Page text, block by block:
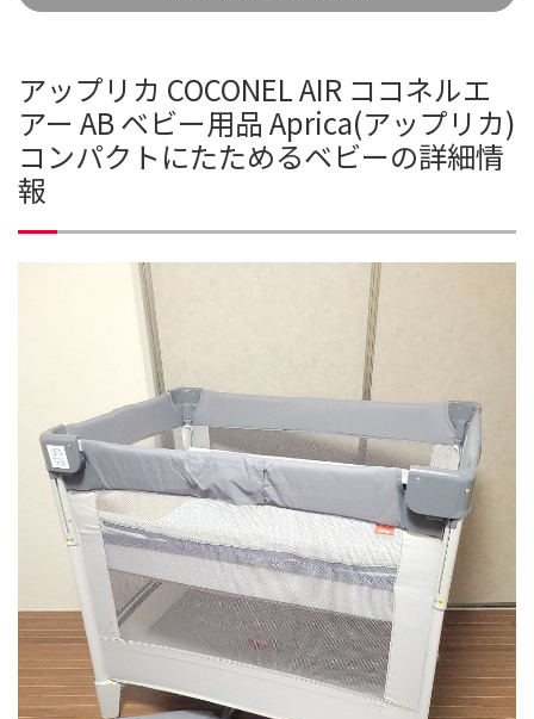
アップリカ COCONEL AIR ココネルエ
アー AB ベビー用品 Aprica(アップリカ)
コンパクトにたためるベビーの詳細情
報